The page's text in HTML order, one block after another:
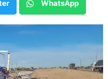
WhatsApp